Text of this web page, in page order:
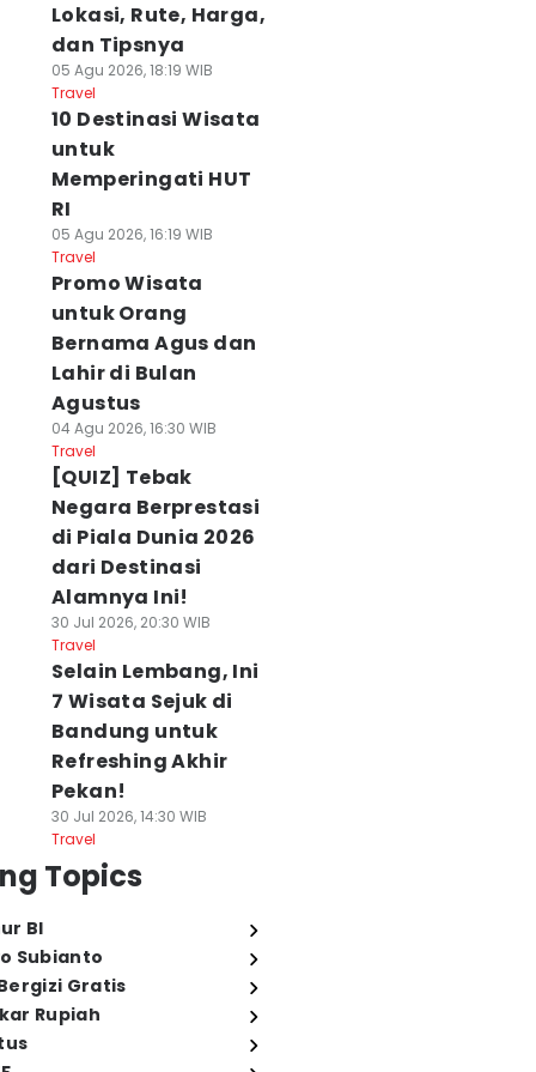
Lokasi, Rute, Harga,
dan Tipsnya
05 Agu 2026, 18:19 WIB
Travel
10 Destinasi Wisata
untuk
Memperingati HUT
RI
05 Agu 2026, 16:19 WIB
Travel
Promo Wisata
untuk Orang
Bernama Agus dan
Lahir di Bulan
Agustus
04 Agu 2026, 16:30 WIB
Travel
[QUIZ] Tebak
Negara Berprestasi
di Piala Dunia 2026
dari Destinasi
Alamnya Ini!
30 Jul 2026, 20:30 WIB
Travel
Selain Lembang, Ini
7 Wisata Sejuk di
Bandung untuk
Refreshing Akhir
Pekan!
30 Jul 2026, 14:30 WIB
Travel
Topics
BI
Subianto
Gratis
Rupiah